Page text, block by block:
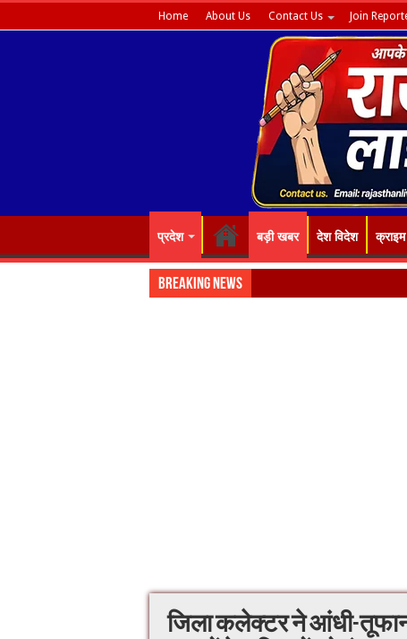
Home About Us Contact Us Join
प्रदेश बड़ी खबर देश विदेश क्राइम
Breaking News
जिला कलेक्टर ने आंधी-तूफान